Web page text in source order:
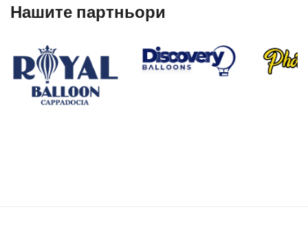
Нашите партньори